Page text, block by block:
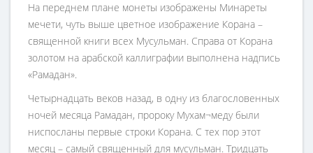
На переднем плане монеты изображены Минареты
мечети, чуть выше цветное изображение Корана –
священной книги всех Мусульман. Справа от Корана
золотом на арабской каллиграфии выполнена надпись
«Рамадан».
Четырнадцать веков назад, в одну из благословенных
ночей месяца Рамадан, пророку Мухам¬меду были
ниспосланы первые строки Корана. С тех пор этот
месяц – самый священный для мусульман. Тридцать